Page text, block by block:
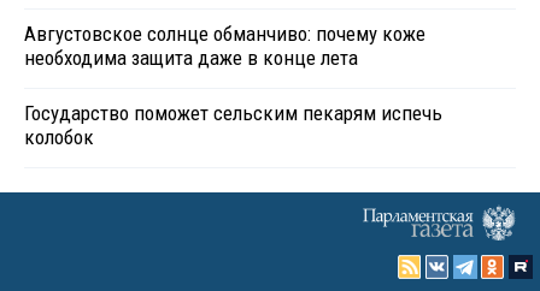
Августовское солнце обманчиво: почему коже
необходима защита даже в конце лета
Государство поможет сельским пекарям испечь
колобок